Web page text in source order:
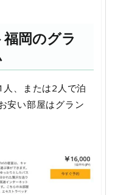
岡のグラ
、または2人で泊
安い部屋はグラン